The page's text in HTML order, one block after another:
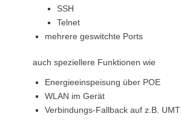
SSH
Telnet
mehrere geswitchte Ports
auch speziellere Funktionen wie
Energieeinspeisung über POE
WLAN im Gerät
Verbindungs-Fallback auf z.B.